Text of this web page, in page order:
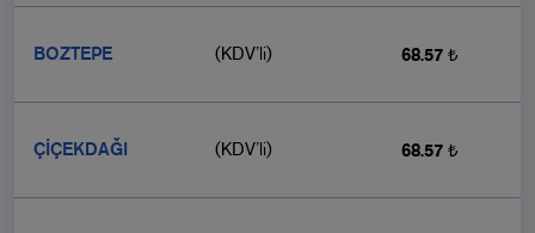
BOZTEPE (KDV’li) 68.57 ₺
ÇİÇEKDAĞI (KDV’li) 68.57 ₺